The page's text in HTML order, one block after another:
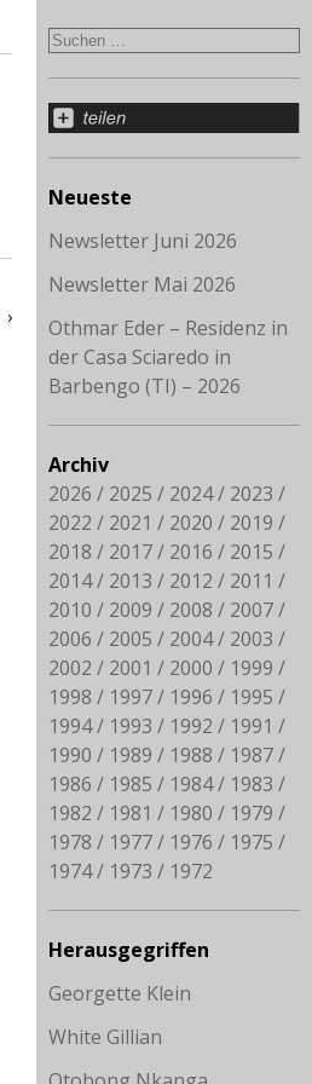
›
Neueste
Newsletter Juni 2026
Newsletter Mai 2026
Othmar Eder – Residenz in
der Casa Sciaredo in
Barbengo (TI) – 2026
Archiv
2026
2025 2024
2023
2022
2021 2020
2019
2018
2017 2016
2015
2014
2013 2012
2011
2010
2009 2008
2007
2006
2005 2004
2003
2002
2001 2000
1999
1998
1997 1996
1995
1994
1993 1992
1991
1990
1989 1988
1987
1986
1985 1984
1983
1982
1981 1980
1979
1978
1977 1976
1975
1974
1973 1972
Herausgegriffen
Georgette Klein
White Gillian